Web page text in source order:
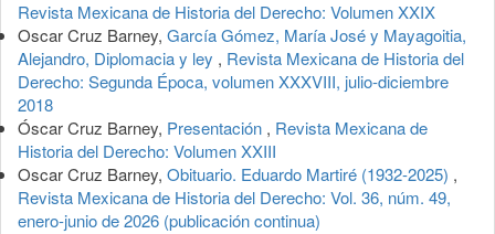
Revista Mexicana de Historia del Derecho: Volumen XXIX
Oscar Cruz Barney, García Gómez, María José y Mayagoitia,
Alejandro, Diplomacia y ley , Revista Mexicana de Historia del
Derecho: Segunda Época, volumen XXXVIII, julio-diciembre
2018
Óscar Cruz Barney, Presentación , Revista Mexicana de
Historia del Derecho: Volumen XXIII
Oscar Cruz Barney, Obituario. Eduardo Martiré (1932-2025) ,
Revista Mexicana de Historia del Derecho: Vol. 36, núm. 49,
enero-junio de 2026 (publicación continua)